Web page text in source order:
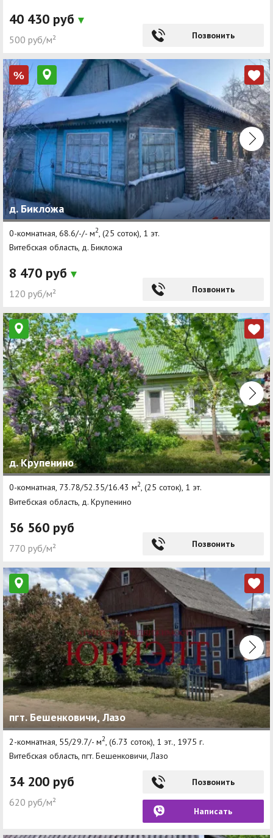
40 430 руб
500 руб/м² Позвонить
%
д. Бикложа
0-комнатная, 68.6/-/- м2 , (25 соток), 1 эт.
Витебская область, д. Бикложа
8 470 руб
120 руб/м² Позвонить
д. Крупенино
0-комнатная, 73.78/52.35/16.43 м2, (25 соток), 1 эт.
Витебская область, д. Крупенино
56 560 руб
770 руб/м² Позвонить
пгт. Бешенковичи, Лазо
2-комнатная, 55/29.7/- м2 , (6.73 соток), 1 эт., 1975 г.
Витебская область, пгт. Бешенковичи, Лазо
34 200 руб
620 руб/м²
Позвонить
Написать